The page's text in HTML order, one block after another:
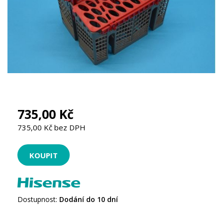
735,00 Kč
735,00 Kč bez DPH
Dostupnost: Dodání do 10 dní